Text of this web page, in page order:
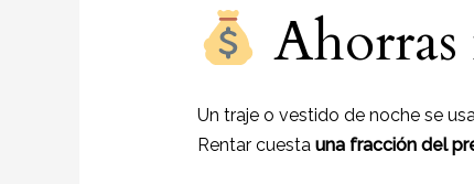
Un traje o vestido de noche se
Rentar cuesta una fracción del